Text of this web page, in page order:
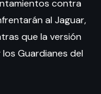
contra
al Jaguar,
que la versión
Guardianes del